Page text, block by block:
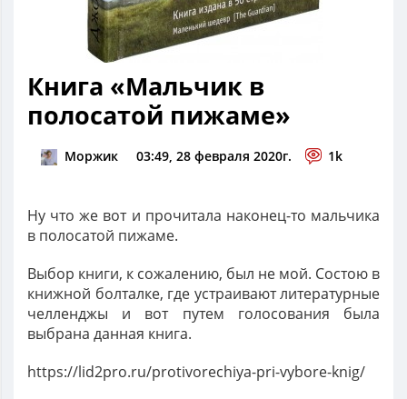
Книга «Мальчик в
полосатой пижаме»
Моржик 03:49, 28 февраля 2020г. 1k
Ну что же вот и прочитала наконец-то мальчика
в полосатой пижаме.
Выбор книги, к сожалению, был не мой. Состою в
книжной болталке, где устраивают литературные
челленджы и вот путем голосования была
выбрана данная книга.
https://lid2pro.ru/protivorechiya-pri-vybore-knig/